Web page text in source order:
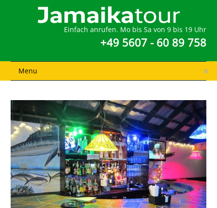
Einfach anrufen. Mo bis Sa von 9 bis 19 Uhr
+49 5607 - 60 89 758
Menu